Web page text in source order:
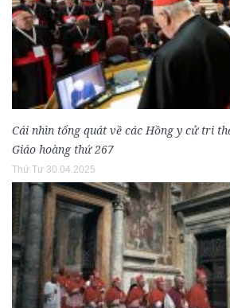
Cái nhìn tổng quát về các Hồng y cử tri
Giáo hoàng thứ 267
Thứ Tư 30.04.2025